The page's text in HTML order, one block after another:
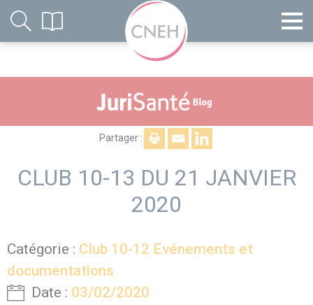
Partager :
CLUB 10-13 DU 21 JANVIER
2020
Catégorie : Club 10-12 Evénements et
documentations
Date : 03/02/2020